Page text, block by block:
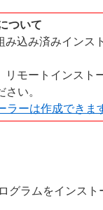
ついて
み込み済みイン
モートインスト
い。
ラーは作成できま
グラムをインス